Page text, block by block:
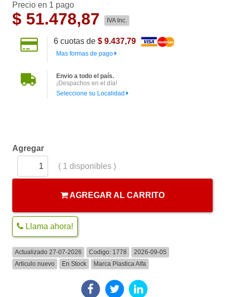
Precio en 1 pago
$ 51.478,87 IVA Inc.
6cuotas de $ 9.437,79
Mas formas de pago
Envio a todo el país.
¡Despachos en el día!
Seleccione su Localidad
Agregar
( 1disponibles )
AGREGAR AL CARRITO
Llama ahora!
Actualizado 27-07-2026 Codigo: 1778
2026-09-05
Articulo nuevo
En Stock Marca Plastica Alfa